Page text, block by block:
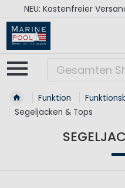
RÉGATES
Funktion
Segeljacken & Tops